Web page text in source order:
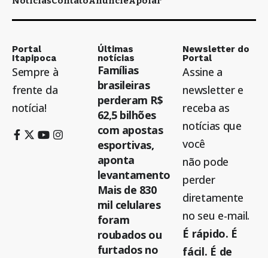
Portal
Itapipoca
Sempre à
frente da
notícia!
Últimas
notícias
Famílias
brasileiras
perderam R$
62,5 bilhões
com apostas
esportivas,
aponta
levantamento
Mais de 830
mil celulares
foram
roubados ou
furtados no
Newsletter do
Portal
Assine a
newsletter e
receba as
notícias que
você
não pode
perder
diretamente
no seu e-mail.
É rápido. É
fácil. É de